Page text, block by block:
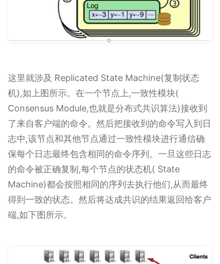
这里就涉及 Replicated State Machine(复制状态
机),如上图所示。在一个节点上,一致性模块(
Consensus Module,也就是分布式共识算法)接收到
了来自客户端的命令。然后把接收到的命令写入到日
志中,该节点和其他节点通过一致性模块进行通信确
保每个日志最终包含相同的命令序列。一旦这些日志
的命令被正确复制,每个节点的状态机( State
Machine)都会按照相同的序列去执行他们,从而最终
得到一致的状态。然后将达成共识的结果返回给客户
端,如下图所示。